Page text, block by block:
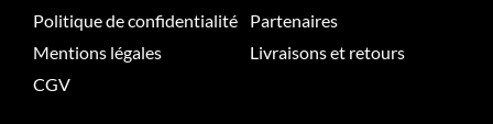
Politique de confidentialité
Mentions légales
CGV
Partenaires
Livraisons et retours